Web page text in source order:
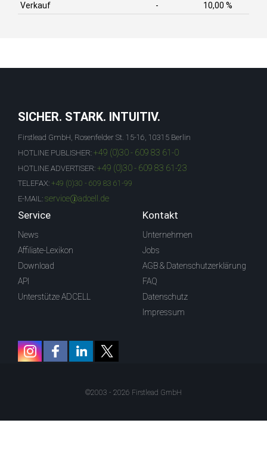
Verkauf
- 10,00 %
SICHER. STARK. INTUITIV.
Firstlead GmbH, Rosenfelder St. 15-16, 10315 Berlin
HOTLINE PUBLISHER: +49 (0)30 - 609 83 61-0
HOTLINE ADVERTISER: +49 (0)30 - 609 83 61-23
TELEFAX: +49 (0)30 - 609 83 61-99
E-MAIL: service@adcell.de
Service
News
Affiliate-Lexikon
Download
API
Unterstütze ADCELL
Kontakt
Unternehmen
Jobs
AGB & Datenschutzerklärung
FAQ
Datenschutz
Impressum
©2003 - 2026 Firstlead GmbH